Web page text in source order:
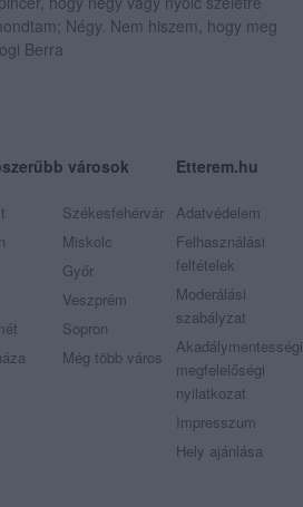
Négy. Nem hiszem, hogy meg
Berra
városok
Székesfehérvár
Miskolc
Győr
Veszprém
Sopron
Még több város
Etterem.hu
Adatvédelem
Felhasználási
feltételek
Moderálási
szabályzat
Akadálymentességi
megfelelőségi
nyilatkozat
Impresszum
Hely ajánlása